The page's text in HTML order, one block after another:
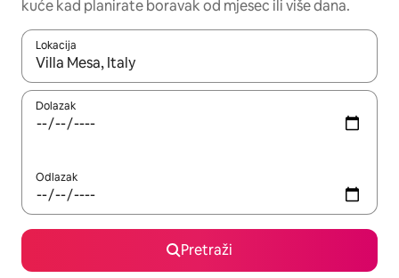
kuće kad planirate boravak od mjesec ili više dana.
Lokacija
Kada budu dostupni rezultati, moći ćete ih pregledati
Dolazak
Odlazak
Pretraži